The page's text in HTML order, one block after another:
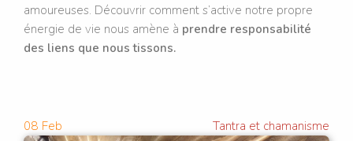
amoureuses. Découvrir comment s’active notre propre
énergie de vie nous amène à prendre responsabilité
des liens que nous tissons.
08 Feb Tantra et chamanisme